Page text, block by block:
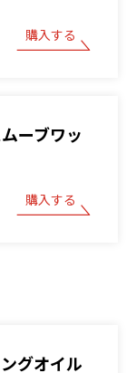
購入する
ーブワッ
購入する
グオイル